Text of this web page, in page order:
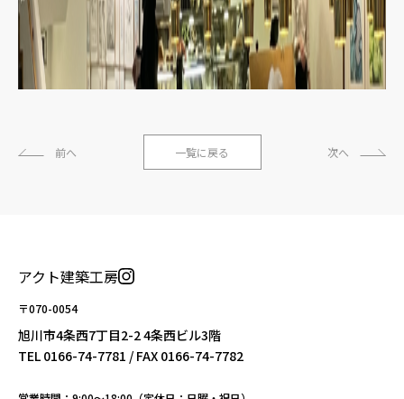
前へ 一覧に戻る 次へ
アクト建築工房
〒070-0054
旭川市4条西7丁目2-2 4条西ビル3階
TEL 0166-74-7781 / FAX 0166-74-7782